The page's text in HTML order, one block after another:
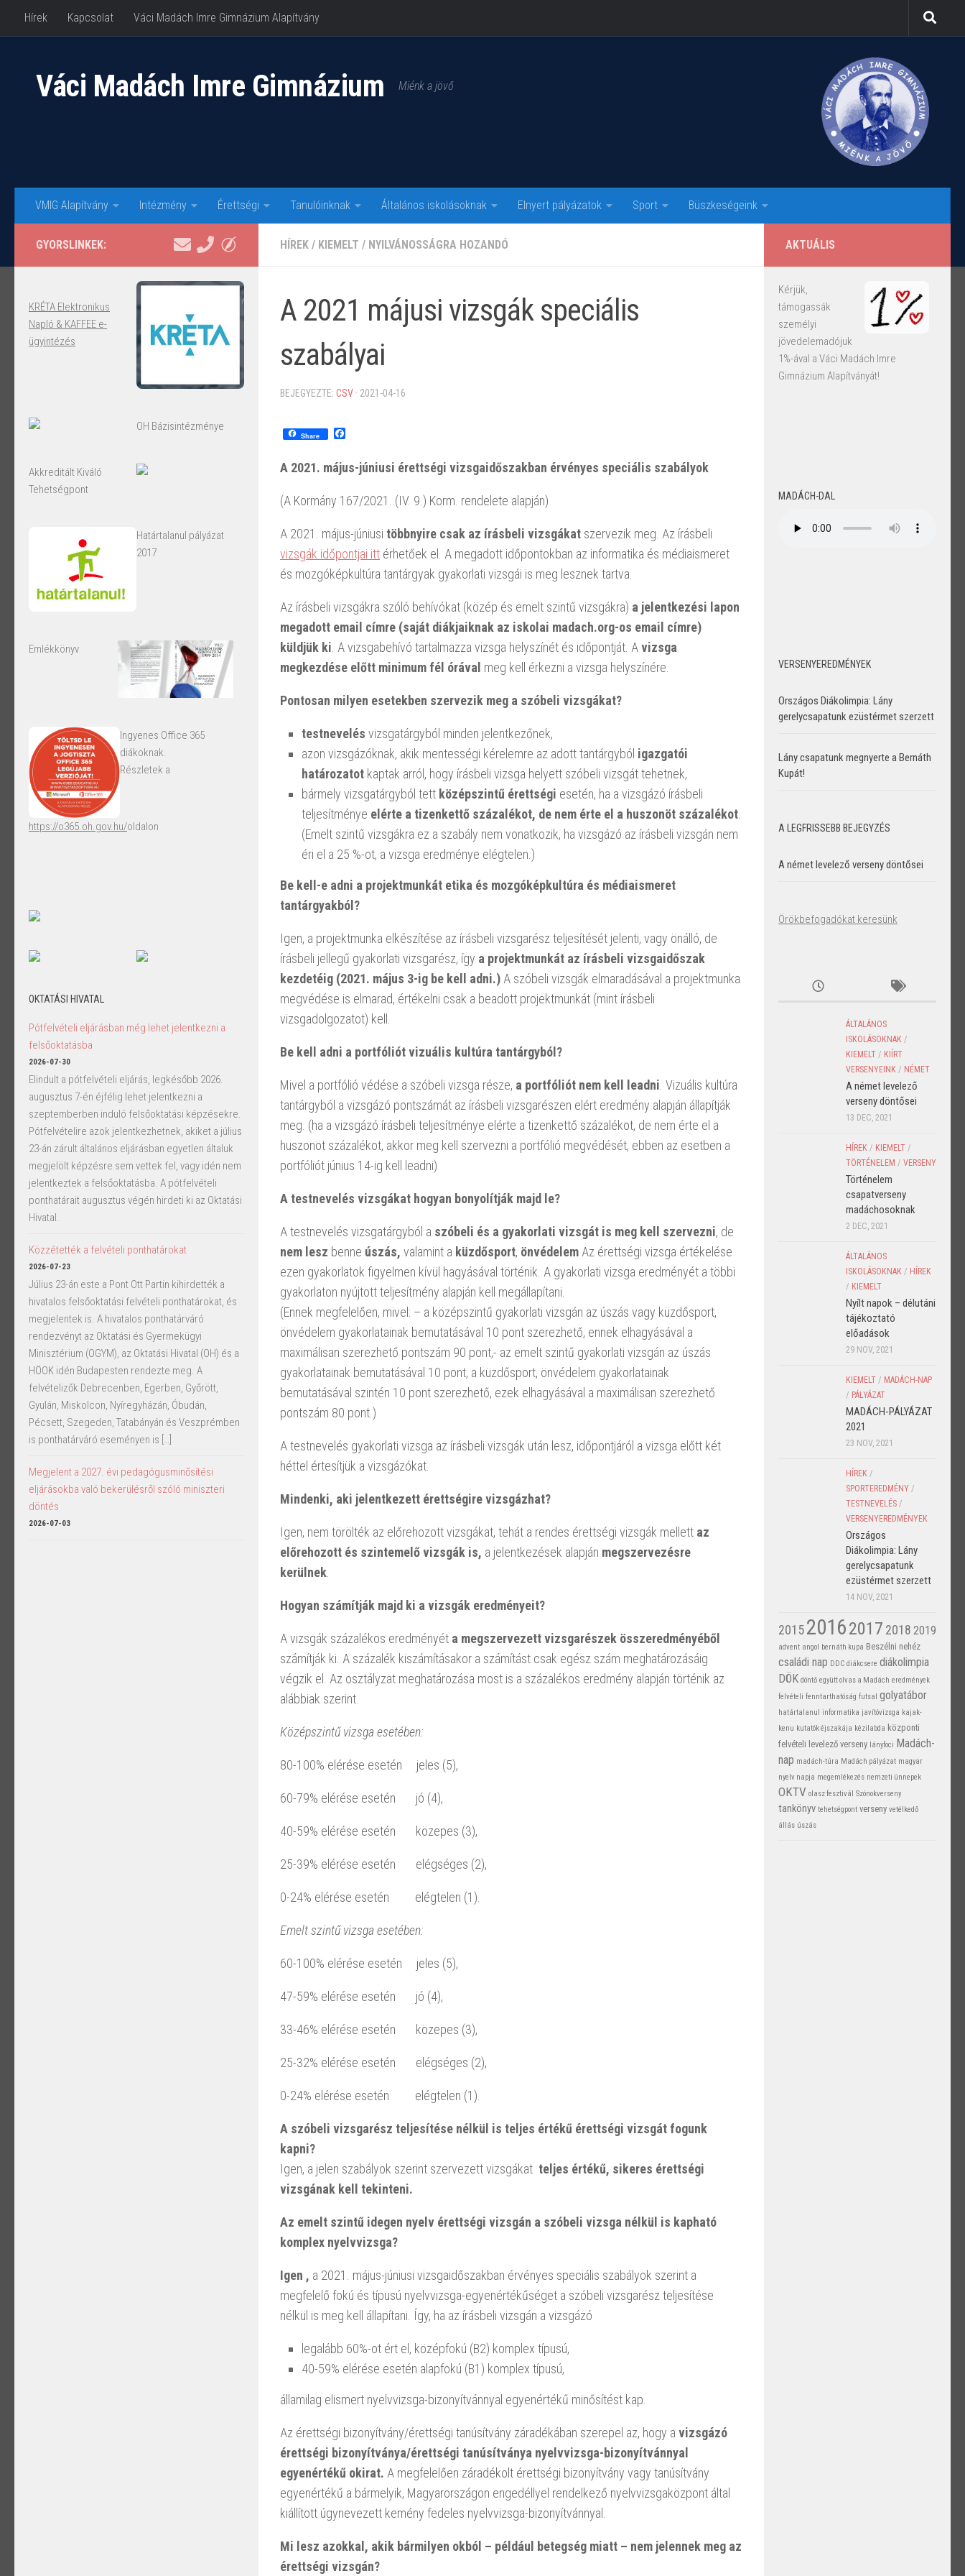
Skip to content
Hírek Kapcsolat Váci Madách Imre Gimnázium Alapítvány
Váci Madách Imre Gimnázium Miénk a jövő
VMIG Alapítvány Intézmény Érettségi Tanulóinknak Általános iskolásoknak Elnyert pályázatok Sport Büszkeségeink
HÍREK / KIEMELT / NYILVÁNOSSÁGRA HOZANDÓ
A 2021 májusi vizsgák speciális
szabályai
BEJEGYEZTE: CSV · 2021-04-16
Share
A 2021. május-júniusi érettségi vizsgaidőszakban érvényes speciális szabályok
(A Kormány 167/2021. (IV. 9.) Korm. rendelete alapján)
A 2021. május-júniusi többnyire csak az írásbeli vizsgákat szervezik meg. Az írásbeli
vizsgák időpontjai itt érhetőek el. A megadott időpontokban az informatika és médiaismeret
és mozgóképkultúra tantárgyak gyakorlati vizsgái is meg lesznek tartva.
Az írásbeli vizsgákra szóló behívókat (közép és emelt szintű vizsgákra) a jelentkezési lapon
megadott email címre (saját diákjaiknak az iskolai madach.org-os email címre)
küldjük ki . A vizsgabehívó tartalmazza vizsga helyszínét és időpontját. Avizsga
megkezdése előtt minimum fél órával meg kell érkezni a vizsga helyszínére.
Pontosan milyen esetekben szervezik meg a szóbeli vizsgákat?
testnevelés vizsgatárgyból minden jelentkezőnek,
azon vizsgázóknak, akik mentességi kérelemre az adott tantárgyból igazgatói
határozatot kaptak arról, hogy írásbeli vizsga helyett szóbeli vizsgát tehetnek,
bármely vizsgatárgyból tett középszintű érettségi esetén, ha a vizsgázó írásbeli
teljesítménye elérte a tizenkettő százalékot, de nem érte el a huszonöt százalékot
(Emelt szintű vizsgákra ez a szabály nem vonatkozik, ha vizsgázó az írásbeli vizsgán nem
éri el a 25 %-ot, a vizsga eredménye elégtelen.)
Be kell-e adni a projektmunkát etika és mozgóképkultúra és médiaismeret
tantárgyakból?
Igen, a projektmunka elkészítése az írásbeli vizsgarész teljesítését jelenti, vagy önálló, de
írásbeli jellegű gyakorlati vizsgarész, így a projektmunkát az írásbeli vizsgaidőszak
kezdetéig (2021. május 3-ig be kell adni.) A szóbeli vizsgák elmaradásával a projektmunka
megvédése is elmarad, értékelni csak a beadott projektmunkát (mint írásbeli
vizsgadolgozatot) kell.
Be kell adni a portfóliót vizuális kultúra tantárgyból?
Mivel a portfólió védése a szóbeli vizsga része, a portfóliót nem kell leadni . Vizuális kultúra
tantárgyból a vizsgázó pontszámát az írásbeli vizsgarészen elért eredmény alapján állapítják
meg. (ha a vizsgázó írásbeli teljesítménye elérte a tizenkettő százalékot, de nem érte el a
huszonöt százalékot, akkor meg kell szervezni a portfólió megvédését, ebben az esetben a
portfóliót június 14-ig kell leadni)
A testnevelés vizsgákat hogyan bonyolítják majd le?
A testnevelés vizsgatárgyból a szóbeli és a gyakorlati vizsgát is meg kell szervezni, de
nem lesz benne úszás, valamint a küzdősport, önvédelem Az érettségi vizsga értékelése
ezen gyakorlatok figyelmen kívül hagyásával történik. A gyakorlati vizsga eredményét a többi
gyakorlaton nyújtott teljesítmény alapján kell megállapítani.
(Ennek megfelelően, mivel: – a középszintű gyakorlati vizsgán az úszás vagy küzdősport,
önvédelem gyakorlatainak bemutatásával 10 pont szerezhető, ennek elhagyásával a
maximálisan szerezhető pontszám 90 pont,- az emelt szintű gyakorlati vizsgán az úszás
gyakorlatainak bemutatásával 10 pont, a küzdősport, önvédelem gyakorlatainak
bemutatásával szintén 10 pont szerezhető, ezek elhagyásával a maximálisan szerezhető
pontszám 80 pont.)
A testnevelés gyakorlati vizsga az írásbeli vizsgák után lesz, időpontjáról a vizsga előtt két
héttel értesítjük a vizsgázókat.
Mindenki, aki jelentkezett érettségire vizsgázhat?
Igen, nem törölték az előrehozott vizsgákat, tehát a rendes érettségi vizsgák mellett az
előrehozott és szintemelő vizsgák is, a jelentkezések alapján megszervezésre
kerülnek
Hogyan számítják majd ki a vizsgák eredményeit?
A vizsgák százalékos eredményét a megszervezett vizsgarészek összeredményéből
számítják ki. A százalék kiszámításakor a számítást csak egész szám meghatározásáig
végzik el. Az osztályzat meghatározása most is a százalékos eredmény alapján történik az
alábbiak szerint.
Középszintű vizsga esetében:
80-100% elérése esetén jeles (5),
60-79% elérése esetén jó (4),
40-59% elérése esetén közepes (3),
25-39% elérése esetén elégséges (2),
0-24% elérése esetén elégtelen (1).
Emelt szintű vizsga esetében:
60-100% elérése esetén jeles (5),
47-59% elérése esetén jó (4),
33-46% elérése esetén közepes (3),
25-32% elérése esetén elégséges (2),
0-24% elérése esetén elégtelen (1).
A szóbeli vizsgarész teljesítése nélkül is teljes értékű érettségi vizsgát fogunk
kapni?
Igen, a jelen szabályok szerint szervezett vizsgákat teljes értékű, sikeres érettségi
vizsgának kell tekinteni.
Az emelt szintű idegen nyelv érettségi vizsgán a szóbeli vizsga nélkül is kapható
komplex nyelvvizsga?
Igen , a 2021. május-júniusi vizsgaidőszakban érvényes speciális szabályok szerint a
megfelelő fokú és típusú nyelvvizsga-egyenértékűséget a szóbeli vizsgarész teljesítése
nélkül is meg kell állapítani. Így, ha az írásbeli vizsgán a vizsgázó
legalább 60%-ot ért el, középfokú (B2) komplex típusú,
40-59% elérése esetén alapfokú (B1) komplex típusú,
államilag elismert nyelvvizsga-bizonyítvánnyal egyenértékű minősítést kap.
Az érettségi bizonyítvány/érettségi tanúsítvány záradékában szerepel az, hogy a vizsgázó
érettségi bizonyítványa/érettségi tanúsítványa nyelvvizsga-bizonyítvánnyal
egyenértékű okirat. A megfelelően záradékolt érettségi bizonyítvány vagy tanúsítvány
egyenértékű a bármelyik, Magyarországon engedéllyel rendelkező nyelvvizsgaközpont által
kiállított úgynevezett kemény fedeles nyelvvizsga-bizonyítvánnyal.
Mi lesz azokkal, akik bármilyen okból – például betegség miatt – nem jelennek meg az
érettségi vizsgán?
GYORSLINKEK:
KRÉTA Elektronikus
Napló & KAFFEE e-
ügyintézés
OH Bázisintézménye
Akkreditált Kiváló
Tehetségpont
Határtalanul pályázat
2017
Emlékkönyv
Ingyenes Office 365
diákoknak.
Részletek a
https://o365.oh.gov.hu/oldalon
OKTATÁSI HIVATAL
Pótfelvételi eljárásban még lehet jelentkezni a
felsőoktatásba
2026-07-30
Elindult a pótfelvételi eljárás, legkésőbb 2026.
augusztus 7-én éjfélig lehet jelentkezni a
szeptemberben induló felsőoktatási képzésekre.
Pótfelvételire azok jelentkezhetnek, akiket a július
23-án zárult általános eljárásban egyetlen általuk
megjelölt képzésre sem vettek fel, vagy idén nem
jelentkeztek a felsőoktatásba. A pótfelvételi
ponthatárait augusztus végén hirdeti ki az Oktatási
Hivatal.
Közzétették a felvételi ponthatárokat
2026-07-23
Július 23-án este a Pont Ott Partin kihirdették a
hivatalos felsőoktatási felvételi ponthatárokat, és
megjelentek is. A hivatalos ponthatárváró
rendezvényt az Oktatási és Gyermekügyi
Minisztérium (OGYM), az Oktatási Hivatal (OH) és a
HÖOK idén Budapesten rendezte meg. A
felvételizők Debrecenben, Egerben, Győrött,
Gyulán, Miskolcon, Nyíregyházán, Óbudán,
Pécsett, Szegeden, Tatabányán és Veszprémben
is ponthatárváró eseményen is […]
Megjelent a 2027. évi pedagógusminősítési
eljárásokba való bekerülésről szóló miniszteri
döntés
2026-07-03
AKTUÁLIS
Kérjük,
támogassák
személyi
jövedelemadójuk
1%-ával a Váci Madách Imre
Gimnázium Alapítványát!
MADÁCH-DAL
VERSENYEREDMÉNYEK
Országos Diákolimpia: Lány
gerelycsapatunk ezüstérmet szerzett
Lány csapatunk megnyerte a Bernáth
Kupát!
A LEGFRISSEBB BEJEGYZÉS
A német levelező verseny döntősei
Örökbefogadókat keresünk
ÁLTALÁNOS
ISKOLÁSOKNAK /
KIEMELT / KIÍRT
VERSENYEINK / NÉMET
A német levelező
verseny döntősei
13 DEC, 2021
HÍREK / KIEMELT /
TÖRTÉNELEM / VERSENY
Történelem
csapatverseny
madáchosoknak
2 DEC, 2021
ÁLTALÁNOS
ISKOLÁSOKNAK / HÍREK
/ KIEMELT
Nyílt napok – délutáni
tájékoztató
előadások
29 NOV, 2021
KIEMELT / MADÁCH-NAP
/ PÁLYÁZAT
MADÁCH-PÁLYÁZAT
2021
23 NOV, 2021
HÍREK /
SPORTEREDMÉNY /
TESTNEVELÉS /
VERSENYEREDMÉNYEK
Országos
Diákolimpia: Lány
gerelycsapatunk
ezüstérmet szerzett
14 NOV, 2021
201520162017 2018 2019
advent angol bernáth kupa Beszélni nehéz
családi nap DDC diákcsere diákolimpia
DÖK döntő együtt olvas a Madách eredmények
felvételi fenntarthatóság futsal golyatábor
határtalanul informatika javítóvizsga kajak-
kenu kutatók éjszakája kézilabda központi
felvételi levelező verseny lányfoci Madách-
nap madách-túra Madách pályázat magyar
nyelv napja megemlékezés nemzeti ünnepek
OKTV olasz fesztivál Szónokverseny
tankönyv tehetségpont verseny vetélkedő
állás úszás